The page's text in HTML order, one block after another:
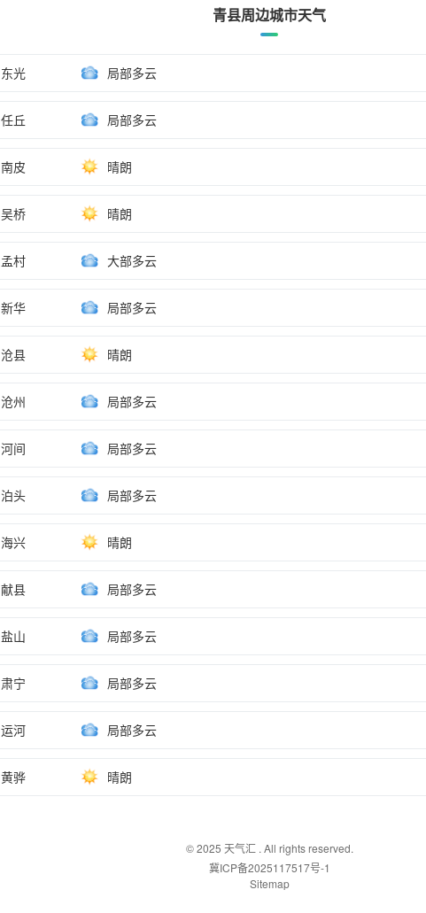
青县周边城市天气
东光 局部多云
任丘 局部多云
南皮 晴朗
吴桥 晴朗
孟村 大部多云
新华 局部多云
沧县 晴朗
沧州 局部多云
河间 局部多云
泊头 局部多云
海兴 晴朗
献县 局部多云
盐山 局部多云
肃宁 局部多云
运河 局部多云
黄骅 晴朗
© 2025 天气汇. All rights reserved.
冀ICP备2025117517号-1
Sitemap